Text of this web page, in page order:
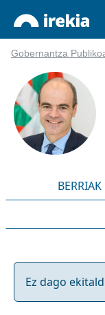
Gobernantza
BERRIAK
Ez dago